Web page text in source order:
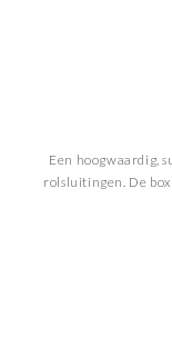
Een hoogwaardig,
rolsluitingen. De
handig als